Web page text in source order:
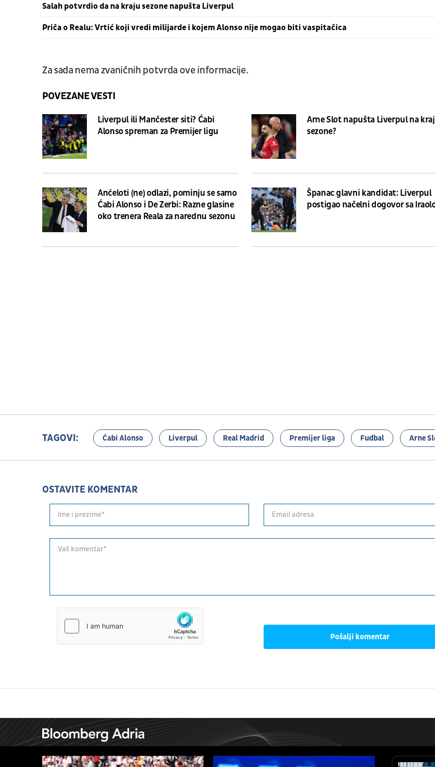
Salah potvrdio da na kraju sezone napušta Liverpul
Priča o Realu: Vrtić koji vredi milijarde i kojem Alonso nije mogao biti vaspitačica
Za sada nema zvaničnih potvrda ove informacije.
POVEZANE VESTI
Liverpul ili Mančester siti? Ćabi
Alonso spreman za Premijer ligu
Arne Slot napušta Liverpul na
sezone?
Anćeloti (ne) odlazi, pominju se samo
Ćabi Alonso i De Zerbi: Razne glasine
oko trenera Reala za narednu sezonu
Španac glavni kandidat: Liverpul
postigao načelni dogovor sa
TAGOVI: Ćabi Alonso Liverpul Real Madrid Premijer liga Fudbal Arne
OSTAVITE KOMENTAR
Pošalji komentar